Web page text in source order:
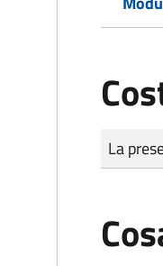
Tipo di
Importo
La